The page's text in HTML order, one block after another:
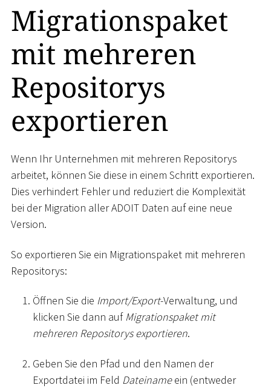
Migrationspaket
mit mehreren
Repositorys
exportieren
Wenn Ihr Unternehmen mit mehreren Repositorys
arbeitet, können Sie diese in einem Schritt exportieren.
Dies verhindert Fehler und reduziert die Komplexität
bei der Migration aller ADOIT Daten auf eine neue
Version.
So exportieren Sie ein Migrationspaket mit mehreren
Repositorys:
Öffnen Sie die Import/Export-Verwaltung, und
klicken Sie dann aufMigrationspaket mit
mehreren Repositorys exportieren.
Geben Sie den Pfad und den Namen der
Exportdatei im Feld Dateinameein (entweder